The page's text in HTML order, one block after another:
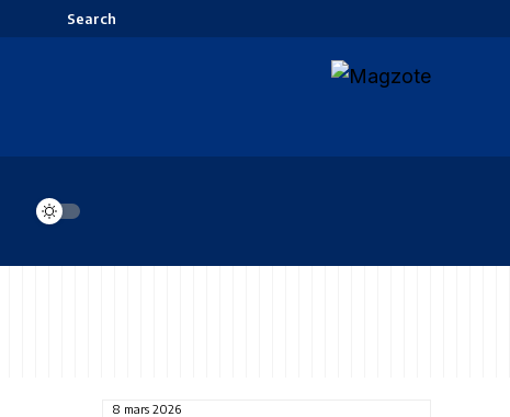
Search
8 mars 2026